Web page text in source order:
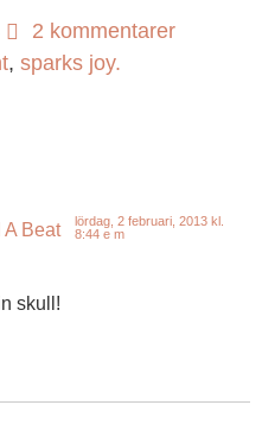
2 kommentarer
, sparks joy.
Beat
lördag, 2 februari, 2013 kl.
8:44 e m
skull!